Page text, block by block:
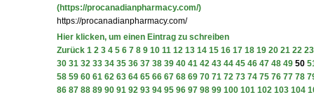
(https://procanadianpharmacy.com/)
https://procanadianpharmacy.com/
Hier klicken, um einen Eintrag zu schreiben
Zurück 1 2 3 4 5 6 7 8 9 10 11 12 13 14 15 16 17 18 19 20 21 22 23
30 31 32 33 34 35 36 37 38 39 40 41 42 43 44 45 46 47 48 49 50
58 59 60 61 62 63 64 65 66 67 68 69 70 71 72 73 74 75 76 77 78
86 87 88 89 90 91 92 93 94 95 96 97 98 99 100 101 102 103 104